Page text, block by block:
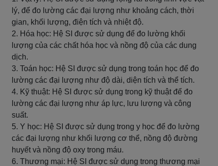
lý, để đo lường các đại lượng như khoảng cách, thời
gian, khối lượng, điện tích và nhiệt độ.
2. Hóa học: Hệ SI được sử dụng để đo lường khối
lượng của các chất hóa học và nồng độ của các dung
dịch.
3. Toán học: Hệ SI được sử dụng trong toán học để đo
lường các đại lượng như độ dài, diện tích và thể tích.
4. Kỹ thuật: Hệ SI được sử dụng trong kỹ thuật để đo
lường các đại lượng như áp lực, lưu lượng và công
suất.
5. Y học: Hệ SI được sử dụng trong y học để đo lường
các đại lượng như khối lượng cơ thể, nồng độ đường
huyết và nồng độ oxy trong máu.
6. Thương mại: Hệ SI được sử dụng trong thương mại